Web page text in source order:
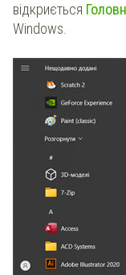
відкриється
Windows.